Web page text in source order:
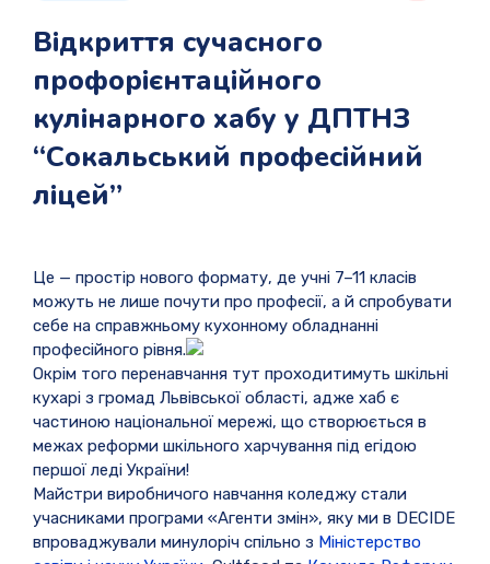
Відкриття сучасного
профорієнтаційного
кулінарного хабу у ДПТНЗ
“Сокальський професійний
ліцей”
Це — простір нового формату, де учні 7–11 класів
можуть не лише почути про професії, а й спробувати
себе на справжньому кухонному обладнанні
професійного рівня.
Окрім того перенавчання тут проходитимуть шкільні
кухарі з громад Львівської області, адже хаб є
частиною національної мережі, що створюється в
межах реформи шкільного харчування під егідою
першої леді України!
Майстри виробничого навчання коледжу стали
учасниками програми «Агенти змін», яку ми в DECIDE
впроваджували минулоріч спільно з Міністерство